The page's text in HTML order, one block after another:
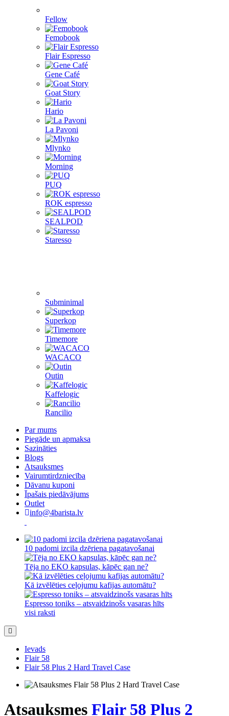
Fellow
Femobook
Flair Espresso
Gene Café
Goat Story
Hario
La Pavoni
Mlynko
Morning
PUQ
ROK espresso
SEALPOD
Staresso
Subminimal
Superkop
Timemore
WACACO
Outin
Kaffelogic
Rancilio
Par mums
Piegāde un apmaksa
Sazināties
Blogs
Atsauksmes
Vairumtirdzniecība
Dāvanu kuponi
Īpašais piedāvājums
Outlet
info@4barista.lv
10 padomi izcila dzēriena pagatavošanai
Tēja no EKO kapsulas, kāpēc gan ne?
Kā izvēlēties ceļojumu kafijas automātu?
Espresso toniks – atsvaidzinošs vasaras hīts
visi raksti
Ievads
Flair 58
Flair 58 Plus 2 Hard Travel Case
Atsauksmes Flair 58 Plus 2